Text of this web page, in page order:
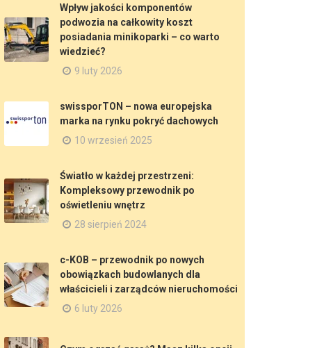
Wpływ jakości komponentów
podwozia na całkowity koszt
posiadania minikoparki – co warto
wiedzieć?
9 luty 2026
swissporTON – nowa europejska
marka na rynku pokryć dachowych
10 wrzesień 2025
Światło w każdej przestrzeni:
Kompleksowy przewodnik po
oświetleniu wnętrz
28 sierpień 2024
c-KOB – przewodnik po nowych
obowiązkach budowlanych dla
właścicieli i zarządców nieruchomości
6 luty 2026